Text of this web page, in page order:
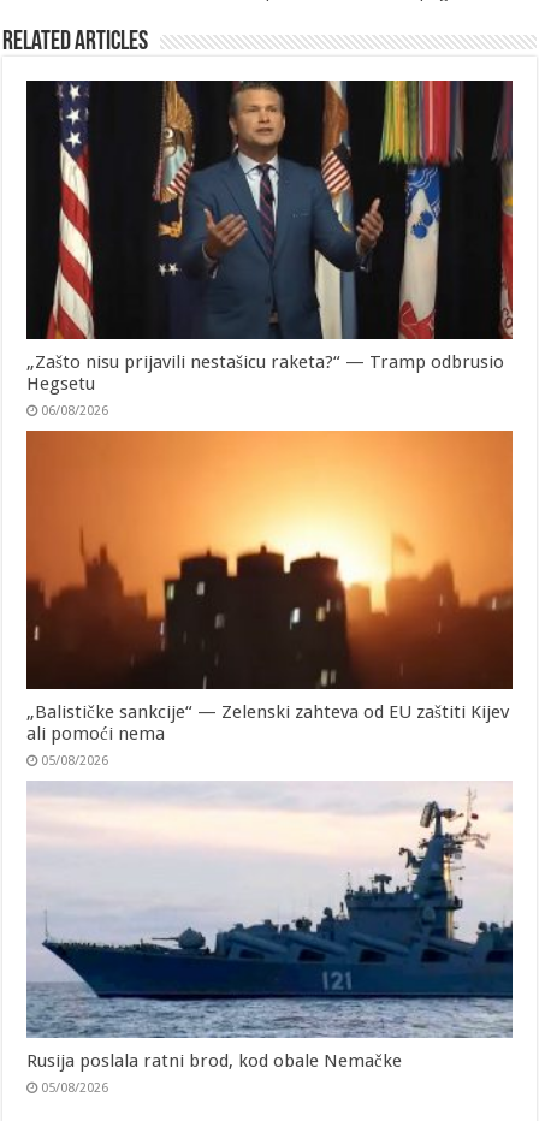
Related Articles
„Zašto nisu prijavili nestašicu raketa?“ — Tramp odbrusio
Hegsetu
06/08/2026
„Balističke sankcije“ — Zelenski zahteva od EU zaštiti Kijev
ali pomoći nema
05/08/2026
Rusija poslala ratni brod, kod obale Nemačke
05/08/2026